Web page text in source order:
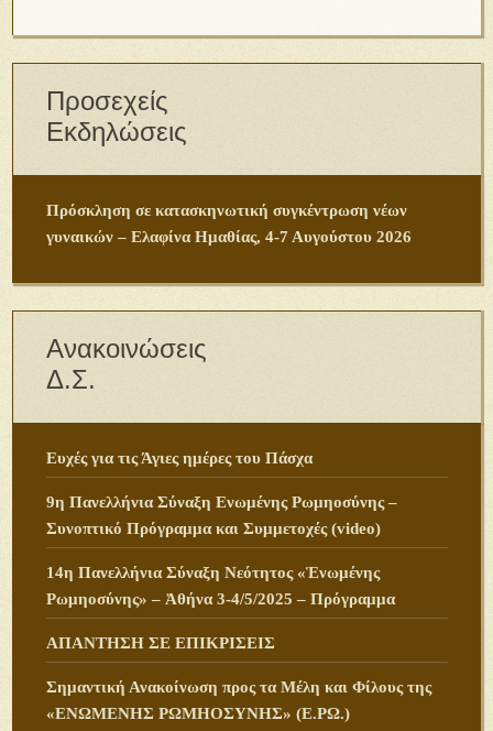
Προσεχείς
Εκδηλώσεις
Πρόσκληση σε κατασκηνωτική συγκέντρωση νέων
γυναικών – Ελαφίνα Ημαθίας, 4-7 Αυγούστου 2026
Ανακοινώσεις
Δ.Σ.
Ευχές για τις Άγιες ημέρες του Πάσχα
9η Πανελλήνια Σύναξη Ενωμένης Ρωμηοσύνης –
Συνοπτικό Πρόγραμμα και Συμμετοχές (video)
14η Πανελλήνια Σύναξη Νεότητος «Ἑνωμένης
Ρωμηοσύνης» – Ἀθήνα 3-4/5/2025 – Πρόγραμμα
ΑΠΑΝΤΗΣΗ ΣΕ ΕΠΙΚΡΙΣΕΙΣ
Σημαντική Ανακοίνωση προς τα Μέλη και Φίλους της
«ΕΝΩΜΕΝΗΣ ΡΩΜΗΟΣΥΝΗΣ» (Ε.ΡΩ.)